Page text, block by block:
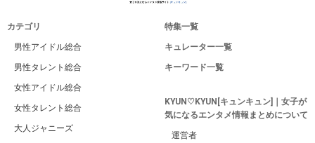
カテゴリ
男性アイドル総合
男性タレント総合
女性アイドル総合
女性タレント総合
大人ジャニーズ
特集一覧
キュレーター一覧
キーワード一覧
KYUN♡KYUN[キュンキュン]｜女子が
気になるエンタメ情報まとめについて
運営者